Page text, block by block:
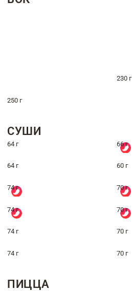
230 г
250 г
СУШИ
64 г 66 г
64 г 60 г
74 г 70 г
74 г 70 г
74 г 70 г
74 г 70 г
ПИЦЦА